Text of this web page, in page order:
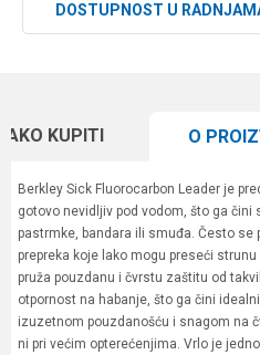
DOSTUPNOST U
KUPITI O
Berkley Sick Fluorocarbon Leader je
gotovo nevidljiv pod vodom, što ga
pastrmke, bandara ili smuđa. Često
prepreka koje lako mogu preseći
pruža pouzdanu i čvrstu zaštitu od
otpornost na habanje, što ga čini
izuzetnom pouzdanošću i snagom na
ni pri većim opterećenjima. Vrlo je